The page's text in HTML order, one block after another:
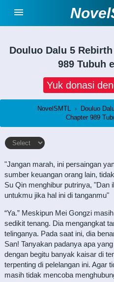
Douluo Dalu 5
989 Tubuh
Yuk donasi
NovelSMTL › Douluo
Chapter 989
"Jangan marah, ini persaingan
sumber keuangan orang lain,
Su Qin menghibur putrinya, "Dan
untukmu jika hal ini di tanganmu"
“Ya.” Meskipun Mei Gongzi
sedikit tenang. Dia mengangkat
telinganya. Pada saat ini, dia
San! Tanyakan padanya apa
dengan begitu banyak kaisar di
terpenting di pelelangan ini. Agar
masih tidak mencoba